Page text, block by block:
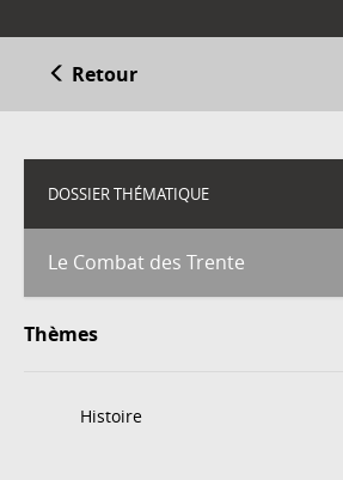
Retour
DOSSIER THÉMATIQUE
Le Combat des Trente
Thèmes
Histoire